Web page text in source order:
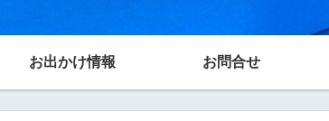
お出かけ情報 お問合せ